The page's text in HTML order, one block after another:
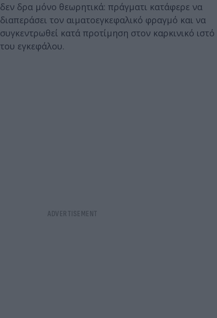
δεν δρα μόνο θεωρητικά: πράγματι κατάφερε να
διαπεράσει τον αιματοεγκεφαλικό φραγμό και να
συγκεντρωθεί κατά προτίμηση στον καρκινικό ιστό
του εγκεφάλου.